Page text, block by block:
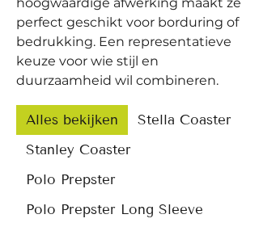
perfect geschikt voor borduring of
bedrukking. Een representatieve
keuze voor wie stijl en
duurzaamheid wil combineren.
Alles bekijken
Stella Coaster
Stanley Coaster
Polo Prepster
Polo Prepster Long Sleeve